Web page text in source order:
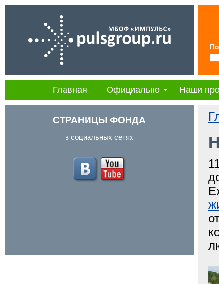
Главная Официально Наши
СТРАНИЦЫ ФОНДА
в социальных сетях